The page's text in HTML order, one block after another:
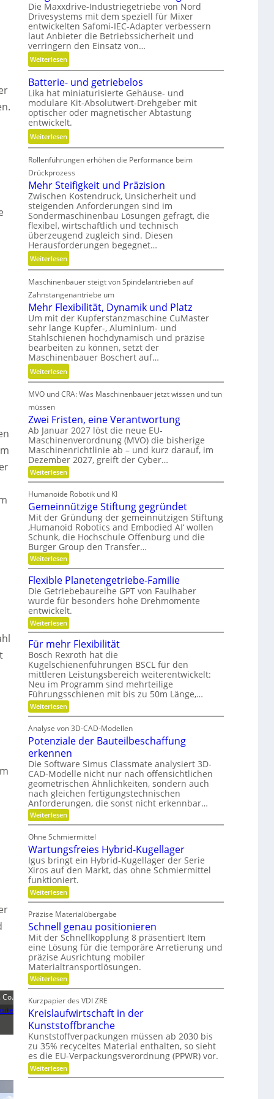
Co.
Die Maxxdrive-Industriegetriebe von Nord
Drivesystems mit dem speziell für Mixer
entwickelten Safomi-IEC-Adapter verbessern
laut Anbieter die Betriebssicherheit und
verringern den Einsatz von…
Weiterlesen:
L
ä
n
g
e
r
e
e
t
r
e
b
s
z
e
i
t
d
a
n
k
Ö
l
a
u
s
g
e
i
c
h
Batterie- und getriebelos
Lika hat miniaturisierte Gehäuse- und
modulare Kit-Absolutwert-Drehgeber mit
optischer oder magnetischer Abtastung
entwickelt.
Weiterlesen:
B
a
t
t
e
r
i
e
-
u
n
g
e
t
r
i
e
b
e
l
o
Rollenführungen erhöhen die Performance beim
Drückprozess
Mehr Steifigkeit und Präzision
Zwischen Kostendruck, Unsicherheit und
steigenden Anforderungen sind im
Sondermaschinenbau Lösungen gefragt, die
flexibel, wirtschaftlich und technisch
überzeugend zugleich sind. Diesen
Herausforderungen begegnet…
Weiterlesen:
M
e
h
r
S
t
e
i
f
i
k
i
t
u
n
d
P
r
ä
z
i
s
i
o
Maschinenbauer steigt von Spindelantrieben auf
Zahnstangenantriebe um
Mehr Flexibilität, Dynamik und Platz
Um mit der Kupferstanzmaschine CuMaster
sehr lange Kupfer-, Aluminium- und
Stahlschienen hochdynamisch und präzise
bearbeiten zu können, setzt der
Maschinenbauer Boschert auf…
Weiterlesen:
M
e
r
F
l
e
x
i
i
i
t
ä
t
,
D
y
n
a
m
k
u
n
d
P
l
a
t
z
MVO und CRA: Was Maschinenbauer jetzt wissen und tun
müssen
Zwei Fristen, eine Verantwortung
Ab Januar 2027 löst die neue EU-
Maschinenverordnung (MVO) die bisherige
Maschinenrichtlinie ab – und kurz darauf, im
Dezember 2027, greift der Cyber…
Weiterlesen:
Z
e
i
F
r
i
s
t
e
n
e
i
n
e
V
e
r
a
n
t
w
o
r
t
u
n
Humanoide Robotik und KI
Gemeinnützige Stiftung gegründet
Mit der Gründung der gemeinnützigen Stiftung
‚Humanoid Robotics and Embodied AI‘ wollen
Schunk, die Hochschule Offenburg und die
Burger Group den Transfer…
Weiterlesen:
G
e
m
e
i
n
n
ü
t
z
i
g
e
S
t
i
f
t
n
g
g
e
g
r
ü
n
d
e
t
Flexible Planetengetriebe-Familie
Die Getriebebaureihe GPT von Faulhaber
wurde für besonders hohe Drehmomente
entwickelt.
Weiterlesen:
F
e
x
i
b
l
e
P
l
a
e
t
e
n
g
e
t
r
i
e
b
e
-
a
m
i
l
i
e
Für mehr Flexibilität
Bosch Rexroth hat die
Kugelschienenführungen BSCL für den
mittleren Leistungsbereich weiterentwickelt:
Neu im Programm sind mehrteilige
Führungsschienen mit bis zu 50m Länge,…
Weiterlesen:
F
r
m
h
r
F
l
e
x
i
b
i
l
t
ä
t
Analyse von 3D-CAD-Modellen
Potenziale der Bauteilbeschaffung
erkennen
Die Software Simus Classmate analysiert 3D-
CAD-Modelle nicht nur nach offensichtlichen
geometrischen Ähnlichkeiten, sondern auch
nach gleichen fertigungstechnischen
Anforderungen, die sonst nicht erkennbar…
Weiterlesen:
P
t
e
n
z
i
a
l
e
e
r
B
a
u
t
e
i
l
e
s
h
a
f
f
u
n
g
Ohne Schmiermittel
Wartungsfreies Hybrid-Kugellager
Igus bringt ein Hybrid-Kugellager der Serie
Xiros auf den Markt, das ohne Schmiermittel
funktioniert.
Weiterlesen:
W
r
t
u
n
g
s
f
r
e
e
s
H
y
b
r
d
-
K
Präzise Materialübergabe
Schnell genau positionieren
Mit der Schnellkopplung 8 präsentiert Item
eine Lösung für die temporäre Arretierung und
präzise Ausrichtung mobiler
Materialtransportlösungen.
Weiterlesen:
S
h
n
l
l
g
e
n
a
u
Kurzpapier des VDI ZRE
Kreislaufwirtschaft in der
Kunststoffbranche
Kunststoffverpackungen müssen ab 2030 bis
zu 35% recyceltes Material enthalten, so sieht
es die EU-Verpackungsverordnung (PPWR) vor.
Weiterlesen:
K